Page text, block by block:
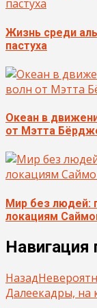
Жизнь среди
пастуха
Океан в
от Мэтта
Мир без людей:
локациям
Навигация
Назад
Далеекадры, на